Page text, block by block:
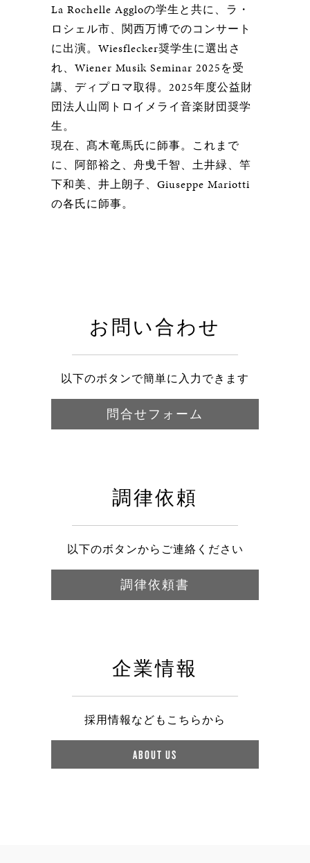
La Rochelle Aggloの学生と共に、ラ・
ロシェル市、関西万博でのコンサート
に出演。Wiesflecker奨学生に選出さ
れ、Wiener Musik Seminar 2025を受
講、ディプロマ取得。2025年度公益財
団法人山岡トロイメライ音楽財団奨学
生。
現在、髙木竜馬氏に師事。これまで
に、阿部裕之、舟曵千智、土井緑、竿
下和美、井上朗子、Giuseppe Mariotti
の各氏に師事。
お問い合わせ
以下のボタンで簡単に入力できます
問合せフォーム
調律依頼
以下のボタンからご連絡ください
調律依頼書
企業情報
採用情報などもこちらから
ABOUT US